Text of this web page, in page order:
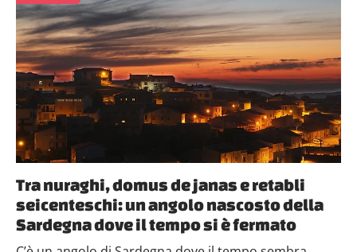
Tra nuraghi, domus de janas e retabli
seicenteschi: un angolo nascosto della
Sardegna dove il tempo si è fermato